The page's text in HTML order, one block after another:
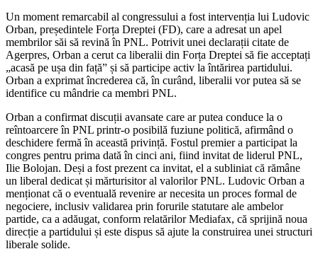
Un moment remarcabil al congressului a fost intervenția lui Ludovic
Orban, președintele Forța Dreptei (FD), care a adresat un apel
membrilor săi să revină în PNL. Potrivit unei declarații citate de
Agerpres, Orban a cerut ca liberalii din Forța Dreptei să fie acceptați
„acasă pe ușa din față” și să participe activ la întărirea partidului.
Orban a exprimat încrederea că, în curând, liberalii vor putea să se
identifice cu mândrie ca membri PNL.
Orban a confirmat discuții avansate care ar putea conduce la o
reîntoarcere în PNL printr-o posibilă fuziune politică, afirmând o
deschidere fermă în această privință. Fostul premier a participat la
congres pentru prima dată în cinci ani, fiind invitat de liderul PNL,
Ilie Bolojan. Deși a fost prezent ca invitat, el a subliniat că rămâne
un liberal dedicat și mărturisitor al valorilor PNL. Ludovic Orban a
menționat că o eventuală revenire ar necesita un proces formal de
negociere, inclusiv validarea prin forurile statutare ale ambelor
partide, ca a adăugat, conform relatărilor Mediafax, că sprijină noua
direcție a partidului și este dispus să ajute la construirea unei structuri
liberale solide.